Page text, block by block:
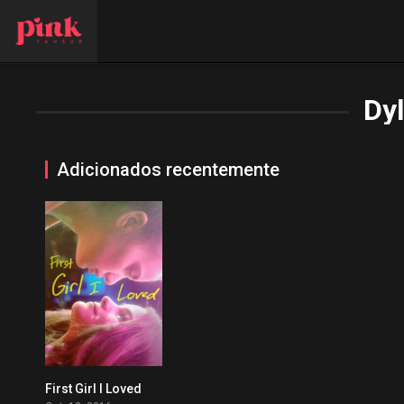
Adicionados recentemente
First Girl I Loved